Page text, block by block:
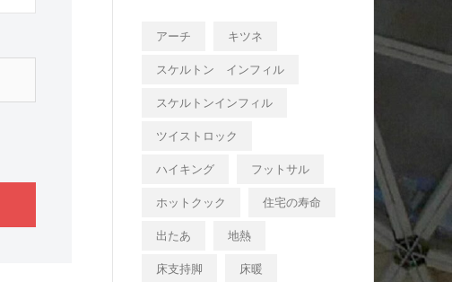
アーチ キツネ
スケルトン インフィル
スケルトンインフィル
ツイストロック
ハイキング フットサル
ホットクック 住宅の寿命
出たあ 地熱
床支持脚 床暖